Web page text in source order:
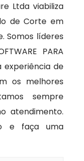
Ltda viabiliza
de Corte em
Somos líderes
PARA
experiência de
os melhores
sempre
atendimento.
e faça uma